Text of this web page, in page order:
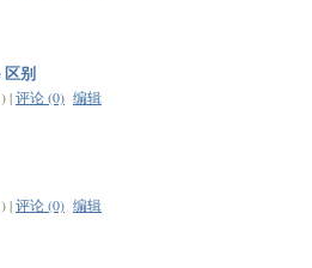
区别
|评论 (0) 编辑
|评论 (0) 编辑